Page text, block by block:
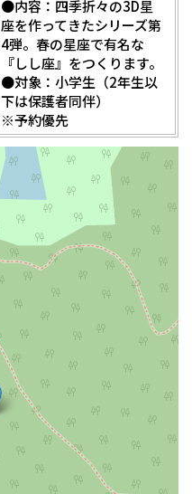
●内容：四季折々の3D星
座を作ってきたシリーズ第
4弾。春の星座で有名な
『しし座』をつくります。
●対象：小学生（2年生以
下は保護者同伴）
※予約優先